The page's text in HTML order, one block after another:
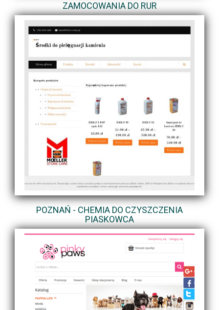
ZAMOCOWANIA DO RUR
POZNAŃ - CHEMIA DO CZYSZCZENIA
PIASKOWCA